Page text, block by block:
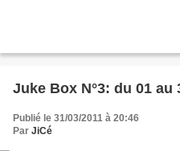
Juke Box N°3: du 01 au
Publié le 31/03/2011 à 20:46
Par JiCé